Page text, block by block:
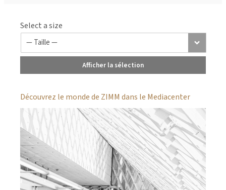
Select a size
Afficher la sélection
Découvrez le monde de ZIMM dans le Mediacenter